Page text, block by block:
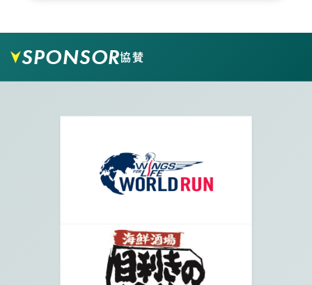
車に気を付けて河川敷を登りますとすぐに受付会
SPONSOR協賛